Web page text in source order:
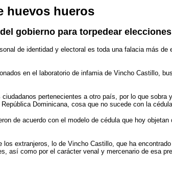
huevos hueros
gobierno para torpedear
de identidad y electoral es toda una falacia más
en el laboratorio de infamia de Vincho Castillo,
pertenecientes a otro país, por lo que
Dominicana, cosa que no sucede con la
de acuerdo con el modelo de cédula que hoy
extranjeros, lo de Vincho Castillo, que ha
como por el carácter venal y mercenario de esa